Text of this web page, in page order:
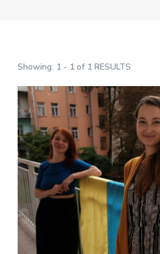
Showing: 1 - 1 of 1 RESULTS